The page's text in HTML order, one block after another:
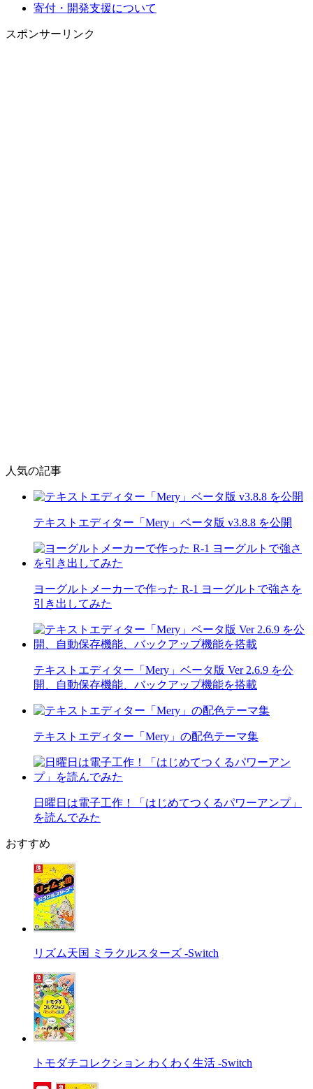
寄付・開発支援について
スポンサーリンク
人気の記事
テキストエディター「Mery」ベータ版 v3.8.8 を公開
ヨーグルトメーカーで作った R-1 ヨーグルトで強さを
引き出してみた
テキストエディター「Mery」ベータ版 Ver 2.6.9 を公
開、自動保存機能、バックアップ機能を搭載
テキストエディター「Mery」の配色テーマ集
日曜日は電子工作！「はじめてつくるパワーアンプ」
を読んでみた
おすすめ
リズム天国 ミラクルスターズ -Switch
トモダチコレクション わくわく生活 -Switch